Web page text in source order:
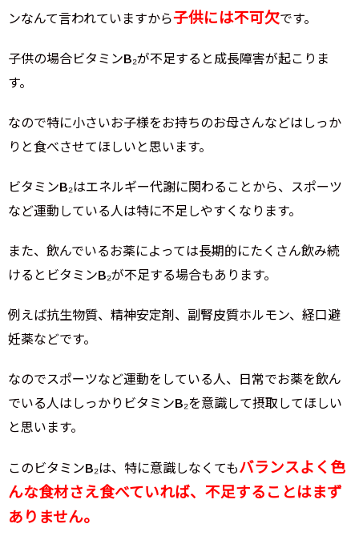
ンなんて言われていますから子供には不可欠です。
子供の場合ビタミンB₂が不足すると成長障害が起こりま
す。
なので特に小さいお子様をお持ちのお母さんなどはしっか
りと食べさせてほしいと思います。
ビタミンB₂はエネルギー代謝に関わることから、スポーツ
など運動している人は特に不足しやすくなります。
また、飲んでいるお薬によっては長期的にたくさん飲み続
けるとビタミンB₂が不足する場合もあります。
例えば抗生物質、精神安定剤、副腎皮質ホルモン、経口避
妊薬などです。
なのでスポーツなど運動をしている人、日常でお薬を飲ん
でいる人はしっかりビタミンB₂を意識して摂取してほしい
と思います。
このビタミンB₂は、特に意識しなくてもバランスよく色
んな食材さえ食べていれば、不足することはまず
ありません。